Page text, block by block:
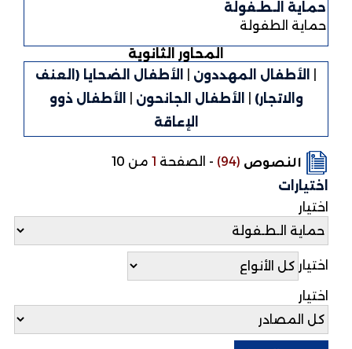
حماية الـطـفولة
حماية الطفولة
المحاور الثانوية
الأطفال المهددون | الأطفال الضحايا (العنف
والاتجار) | الأطفال الجانحون | الأطفال ذوو
الإعاقة
النصوص (94)
-الصفحة1من 10
اختيارات
اختيار
اختيار
اختيار